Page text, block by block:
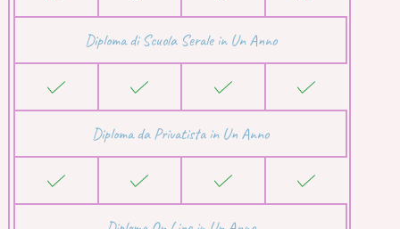
Diploma di Scuola Serale in Un Anno
Diploma da Privatista in Un Anno